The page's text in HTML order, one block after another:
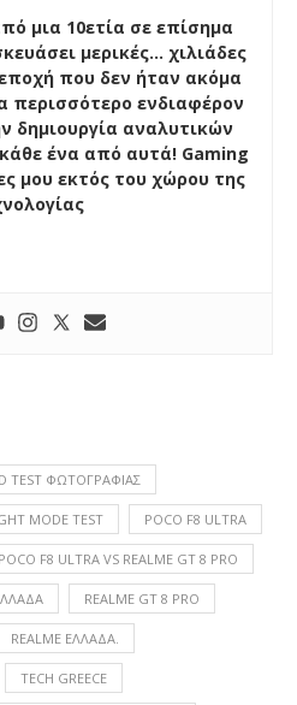
μια 10ετία σε επίσημα
μερικές… χιλιάδες
που δεν ήταν ακόμα
περισσότερο ενδιαφέρον
δημιουργία αναλυτικών
ένα από αυτά! Gaming
μου εκτός του χώρου της
TEST ΦΩΤΟΓΡΑΦΊΑΣ
MODE TEST POCO F8 ULTRA
POCO F8 ULTRA VS REALME GT 8 PRO
REALME GT 8 PRO
REALME ΕΛΛΆΔΑ.
TECH GREECE